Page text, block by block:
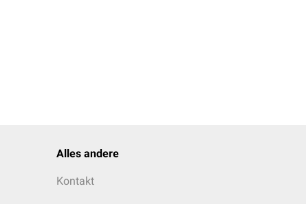
Alles andere
Kontakt